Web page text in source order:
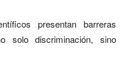
presentan barreras
solo discriminación, sino